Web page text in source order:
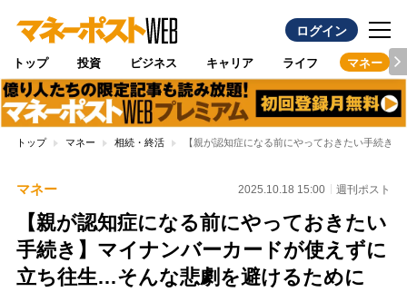
ログイン
トップ 投資 ビジネス キャリア ライフ マネー
トップ マネー 相続・終活 【親が認知症になる前にやっておきたい手続き
マネー 2025.10.18 15:00 週刊ポスト
【親が認知症になる前にやっておきたい
手続き】マイナンバーカードが使えずに
立ち往生…そんな悲劇を避けるために